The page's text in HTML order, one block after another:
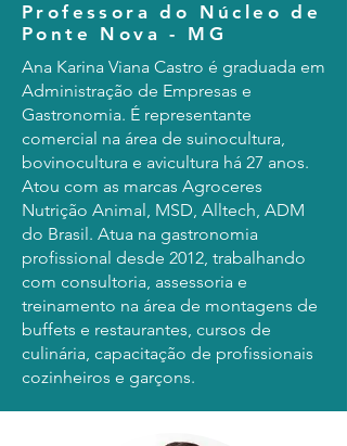
Professora do Núcleo de
Ponte Nova - MG
Ana Karina Viana Castro é graduada em
Administração de Empresas e
Gastronomia. É representante
comercial na área de suinocultura,
bovinocultura e avicultura há 27 anos.
Atou com as marcas Agroceres
Nutrição Animal, MSD, Alltech, ADM
do Brasil. Atua na gastronomia
profissional desde 2012, trabalhando
com consultoria, assessoria e
treinamento na área de montagens de
buffets e restaurantes, cursos de
culinária, capacitação de profissionais
cozinheiros e garçons.